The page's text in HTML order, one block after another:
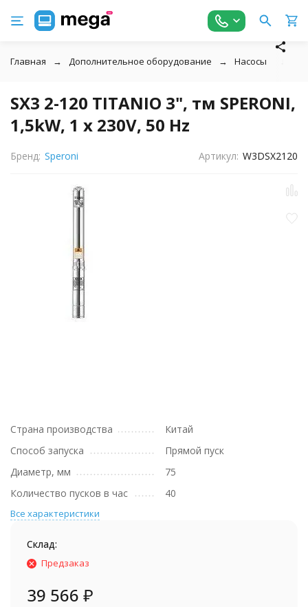
Главная Дополнительное оборудование Насосы
SX3 2-120 TITANIO 3", тм SPERONI,
1,5kW, 1 х 230V, 50 Hz
Бренд: Speroni Артикул: W3DSX2120
Страна производства
Китай
Способ запуска
Прямой пуск
Диаметр, мм
75
Количество пусков в час
40
Все характеристики
Склад:
Предзаказ
39 566 ₽